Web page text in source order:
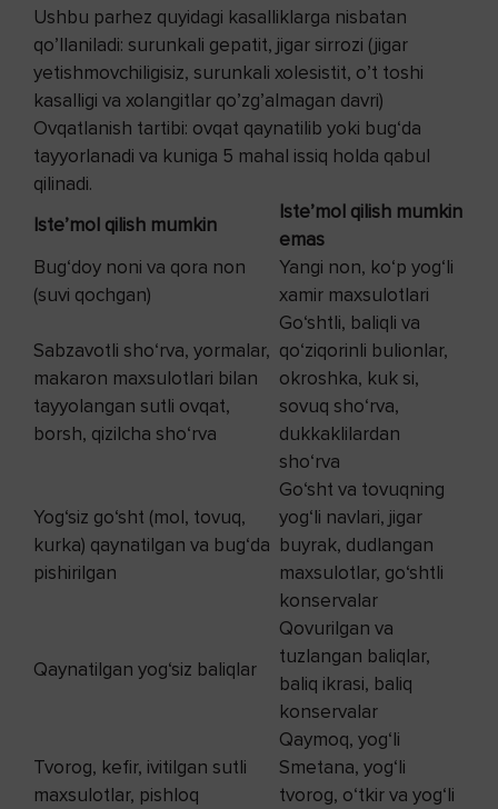
Ushbu parhez quyidagi kasalliklarga nisbatan
qo’llaniladi: surunkali gepatit, jigar sirrozi (jigar
yetishmovchiligisiz, surunkali xolesistit, o’t toshi
kasalligi va xolangitlar qo’zg’almagan davri)
Ovqatlanish tartibi: ovqat qaynatilib yoki bug‘da
tayyorlanadi va kuniga 5 mahal issiq holda qabul
qilinadi.
Iste’mol qilish mumkin
Iste’mol qilish mumkin
emas
Bug‘doy noni va qora non
(suvi qochgan)
Yangi non, ko‘p yog‘li
xamir maxsulotlari
Sabzavotli sho‘rva, yormalar,
makaron maxsulotlari bilan
tayyolangan sutli ovqat,
borsh, qizilcha sho‘rva
Go‘shtli, baliqli va
qo‘ziqorinli bulionlar,
okroshka, kuk si,
sovuq sho‘rva,
dukkaklilardan
sho‘rva
Yog‘siz go‘sht (mol, tovuq,
kurka) qaynatilgan va bug‘da
pishirilgan
Go‘sht va tovuqning
yog‘li navlari, jigar
buyrak, dudlangan
maxsulotlar, go‘shtli
konservalar
Qaynatilgan yog‘siz baliqlar
Qovurilgan va
tuzlangan baliqlar,
baliq ikrasi, baliq
konservalar
Tvorog, kefir, ivitilgan sutli
maxsulotlar, pishloq
Qaymoq, yog‘li
Smetana, yog‘li
tvorog, o‘tkir va yog‘li